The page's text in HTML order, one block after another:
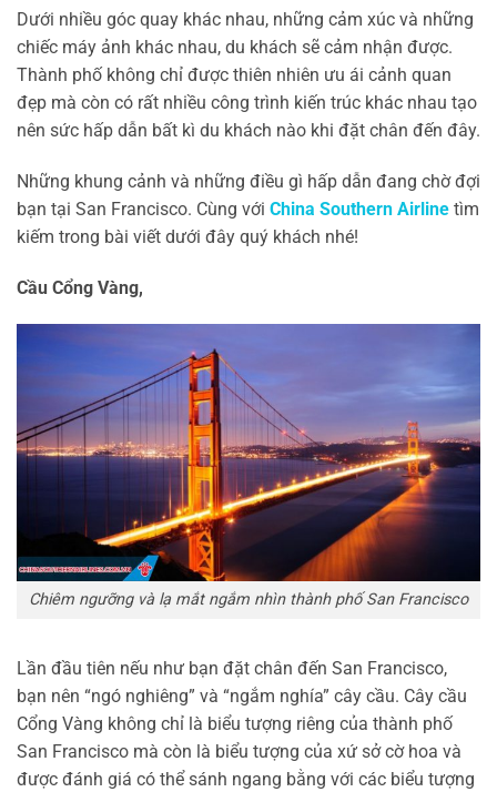
Dưới nhiều góc quay khác nhau, những cảm xúc và những
chiếc máy ảnh khác nhau, du khách sẽ cảm nhận được.
Thành phố không chỉ được thiên nhiên ưu ái cảnh quan
đẹp mà còn có rất nhiều công trình kiến trúc khác nhau tạo
nên sức hấp dẫn bất kì du khách nào khi đặt chân đến đây.
Những khung cảnh và những điều gì hấp dẫn đang chờ đợi
bạn tại San Francisco. Cùng với China Southern Airline tìm
kiếm trong bài viết dưới đây quý khách nhé!
Cầu Cổng Vàng,
Chiêm ngưỡng và lạ mắt ngắm nhìn thành phố San Francisco
Lần đầu tiên nếu như bạn đặt chân đến San Francisco,
bạn nên “ngó nghiêng” và “ngắm nghía” cây cầu. Cây cầu
Cổng Vàng không chỉ là biểu tượng riêng của thành phố
San Francisco mà còn là biểu tượng của xứ sở cờ hoa và
được đánh giá có thể sánh ngang bằng với các biểu tượng